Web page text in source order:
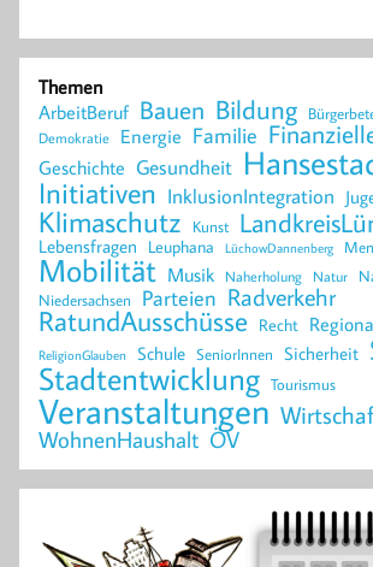
Themen
ArbeitBeruf Bauen Bildung
Demokratie Energie Familie
Geschichte Gesundheit
Initiativen InklusionIntegration
Klimaschutz Kunst
Lebensfragen Leuphana LüchowDannenberg
Mobilität Musik Naherholung Natur
Niedersachsen Parteien Radverkehr
RatundAusschüsse Recht
ReligionGlauben Schule SeniorInnen Sicherheit
Stadtentwicklung Tourismus
Veranstaltungen
WohnenHaushalt ÖV